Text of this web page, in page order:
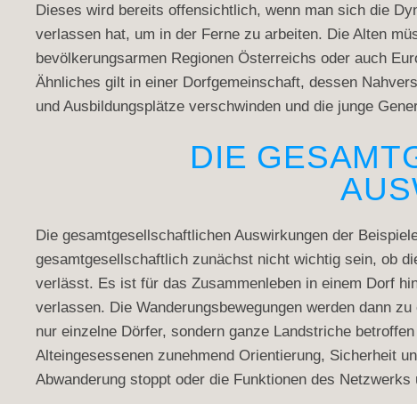
Dieses wird bereits offensichtlich, wenn man sich die
verlassen hat, um in der Ferne zu arbeiten. Die Alten
bevölkerungsarmen Regionen Österreichs oder auch
Ähnliches gilt in einer Dorfgemeinschaft, dessen
und Ausbildungsplätze verschwinden und die junge
DIE
Die gesamtgesellschaftlichen Auswirkungen der
gesamtgesellschaftlich zunächst nicht wichtig sein, ob
verlässt. Es ist für das Zusammenleben in einem Dorf
verlassen. Die Wanderungsbewegungen werden dann
nur einzelne Dörfer, sondern ganze Landstriche
Alteingesessenen zunehmend Orientierung, Sicherheit
Abwanderung stoppt oder die Funktionen des Netzwerks